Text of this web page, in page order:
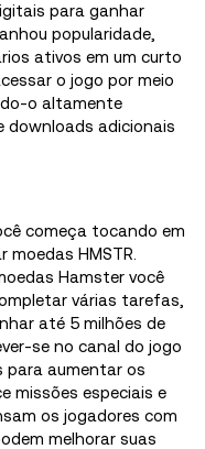
para ganhar
popularidade,
ativos em um curto
o jogo por meio
o altamente
downloads adicionais
começa tocando em
HMSTR.
Hamster você
várias tarefas,
até 5 milhões de
se no canal do jogo
para aumentar os
missões especiais e
os jogadores com
melhorar suas